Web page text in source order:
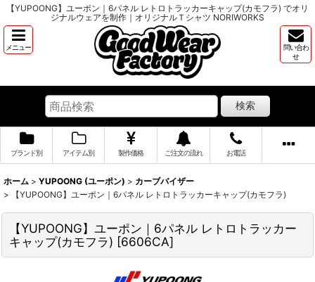
【YUPOONG】ユーポン｜6パネル レトロトラッカーキャップ(カモフラ) でオリ
ジナルウェアを制作｜オリジナルＴシャツ NORIWORKS
メニュー
問い合わ
せ
検索
ブランド別 アイテム別 製作価格 ご注文の流れ お電話
ホーム > YUPOONG (ユーポン) > カーブバイザー
>
【YUPOONG】ユーポン｜6パネル レトロトラッカーキャップ(カモフラ)
【YUPOONG】ユーポン｜6パネル レトロトラッカー
キャップ(カモフラ) [6606CA]